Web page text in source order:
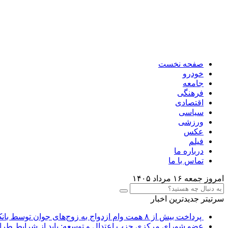
صفحه نخست
خودرو
جامعه
فرهنگی
اقتصادی
سیاسی
ورزشی
عکس
فیلم
درباره ما
تماس با ما
امروز جمعه ۱۶ مرداد ۱۴۰۵
سرتیتر جدیدترین اخبار
پرداخت بیش از ۸ همت وام ازدواج به زوج‌های جوان توسط بانک ملی ایران
عضو شورای مرکزی حزب اعتدال و توسعه: باید از شرایط